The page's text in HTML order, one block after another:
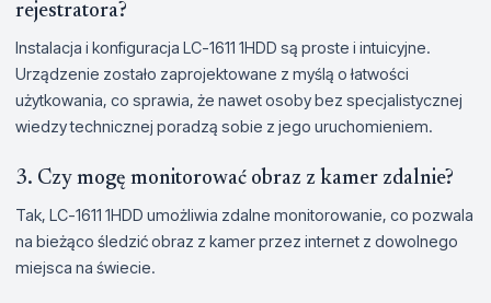
rejestratora?
Instalacja i konfiguracja LC-1611 1HDD są proste i intuicyjne.
Urządzenie zostało zaprojektowane z myślą o łatwości
użytkowania, co sprawia, że nawet osoby bez specjalistycznej
wiedzy technicznej poradzą sobie z jego uruchomieniem.
3. Czy mogę monitorować obraz z kamer zdalnie?
Tak, LC-1611 1HDD umożliwia zdalne monitorowanie, co pozwala
na bieżąco śledzić obraz z kamer przez internet z dowolnego
miejsca na świecie.